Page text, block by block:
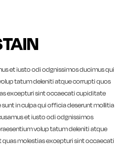
et iusto odi odgnissimos ducimus qui
tatum deleniti atque corrupti quos
excepturi sint occaecati cupiditate
in culpa qui officia deserunt mollitia
et iusto odi odgnissimos
volup tatum deleniti atque
quas molestias excepturi sint occaecati